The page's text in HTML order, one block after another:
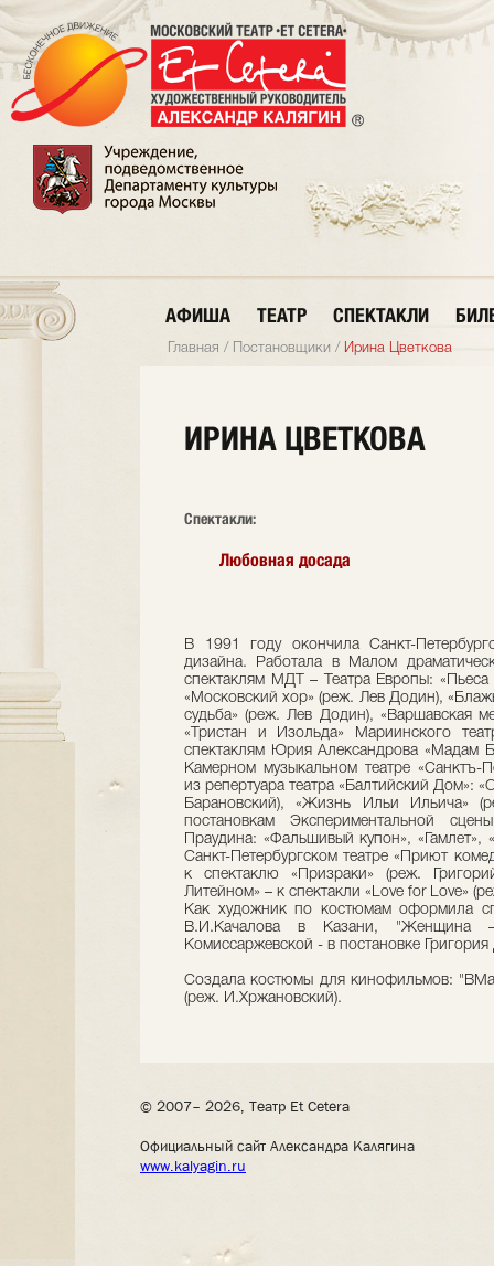
АФИША ТЕАТР СПЕКТАКЛИ
Главная / Постановщики / Ирина Цветкова
ИРИНА ЦВЕТКОВА
Cпектакли:
Любовная досада
В 1991 году окончила Санкт-
дизайна. Работала в Малом
спектаклям МДТ – Театра Европы:
«Московский хор» (реж. Лев Додин),
судьба» (реж. Лев Додин), «Варшавская
«Тристан и Изольда» Мариинского
спектаклям Юрия Александрова «Мадам
Камерном музыкальном театре «Санктъ-
из репертуара театра «Балтийский Дом»:
Барановский), «Жизнь Ильи Ильича»
постановкам Экспериментальной
Праудина: «Фальшивый купон»,
Санкт-Петербургском театре «Приют
к спектаклю «Призраки» (реж.
Литейном» – к спектакли «Love for Love»
Как художник по костюмам оформила
В.И.Качалова в Казани,
Комиссаржевской - в постановке Григория
Создала костюмы для кинофильмов:
(реж. И.Хржановский).
© 2007– 2026, Театр Et Cetera
Официальный сайт Александра Калягина
www.kalyagin.ru